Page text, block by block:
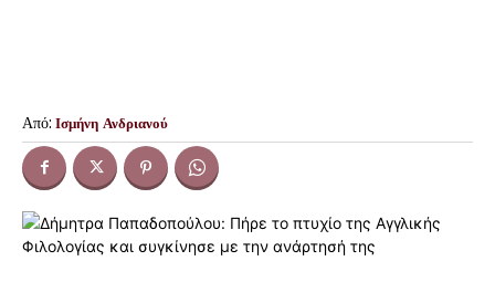
Από: Ισμήνη Ανδριανού